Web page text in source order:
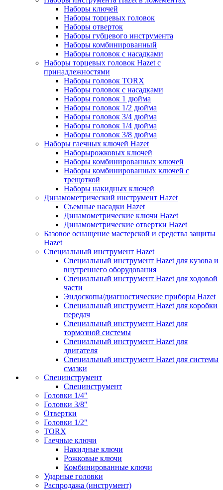
Наборы ключей
Наборы торцевых головок
Наборы отверток
Наборы губцевого инструмента
Наборы комбинированный
Наборы головок с насадками
Наборы торцевых головок Hazet с
принадлежностями
Наборы головок TORX
Наборы головок с насадками
Наборы головок 1 дюйма
Наборы головок 1/2 дюйма
Наборы головок 3/4 дюйма
Наборы головок 1/4 дюйма
Наборы головок 3/8 дюйма
Наборы гаечных ключей Hazet
Наборырожковых ключей
Наборы комбинированных ключей
Наборы комбинированных ключей с
трещоткой
Наборы накидных ключей
Динамометрический инструмент Hazet
Съемные насадки Hazet
Динамометрические ключи Hazet
Динамометрические отвертки Hazet
Базовое оснащение мастерской и средства защиты
Hazet
Специальный инструмент Hazet
Специальный инструмент Hazet для кузова и
внутреннего оборудования
Специальный инструмент Hazet для ходовой
части
Эндоскопы/диагностические приборы Hazet
Специальный инструмент Hazet для коробки
передач
Специальный инструмент Hazet для
тормозной системы
Специальный инструмент Hazet для
двигателя
Специальный инструмент Hazet для системы
смазки
Специнструмент
Специнструмент
Головки 1/4"
Головки 3/8"
Отвертки
Головки 1/2"
TORX
Гаечные ключи
Накидные ключи
Рожковые ключи
Комбинированные ключи
Ударные головки
Распродажа (инструмент)